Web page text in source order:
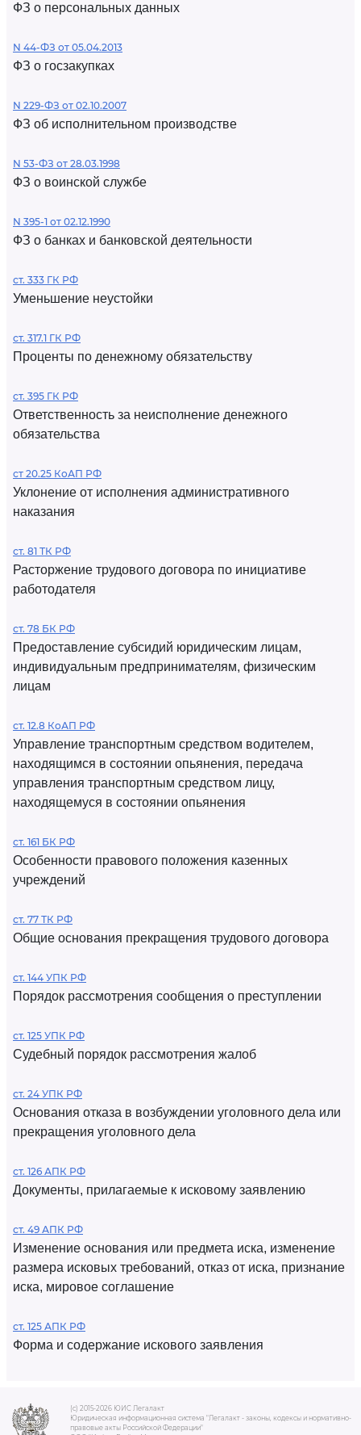
ФЗ о персональных данных
N 44-ФЗ от 05.04.2013
ФЗ о госзакупках
N 229-ФЗ от 02.10.2007
ФЗ об исполнительном производстве
N 53-ФЗ от 28.03.1998
ФЗ о воинской службе
N 395-1 от 02.12.1990
ФЗ о банках и банковской деятельности
ст. 333 ГК РФ
Уменьшение неустойки
ст. 317.1 ГК РФ
Проценты по денежному обязательству
ст. 395 ГК РФ
Ответственность за неисполнение денежного
обязательства
ст 20.25 КоАП РФ
Уклонение от исполнения административного
наказания
ст. 81 ТК РФ
Расторжение трудового договора по инициативе
работодателя
ст. 78 БК РФ
Предоставление субсидий юридическим лицам,
индивидуальным предпринимателям, физическим
лицам
ст. 12.8 КоАП РФ
Управление транспортным средством водителем,
находящимся в состоянии опьянения, передача
управления транспортным средством лицу,
находящемуся в состоянии опьянения
ст. 161 БК РФ
Особенности правового положения казенных
учреждений
ст. 77 ТК РФ
Общие основания прекращения трудового договора
ст. 144 УПК РФ
Порядок рассмотрения сообщения о преступлении
ст. 125 УПК РФ
Судебный порядок рассмотрения жалоб
ст. 24 УПК РФ
Основания отказа в возбуждении уголовного дела или
прекращения уголовного дела
ст. 126 АПК РФ
Документы, прилагаемые к исковому заявлению
ст. 49 АПК РФ
Изменение основания или предмета иска, изменение
размера исковых требований, отказ от иска, признание
иска, мировое соглашение
ст. 125 АПК РФ
Форма и содержание искового заявления
(c) 2015-2026 ЮИС Легалакт
Юридическая информационная система "Легалакт - законы, кодексы и нормативно-
правовые акты Российской Федерации"